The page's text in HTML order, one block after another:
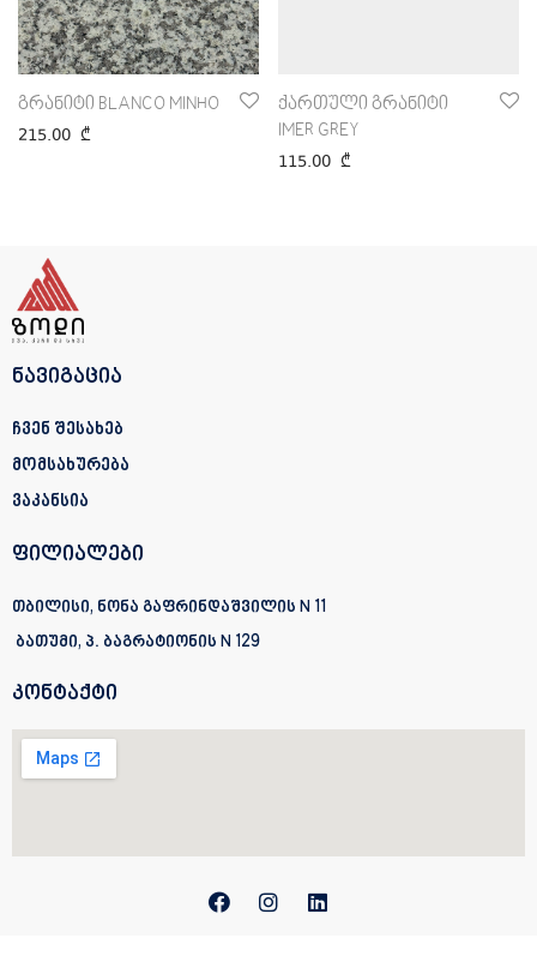
გრანიტი BLANCO MINHO
215.00 ₾
ქართული გრანიტი
IMER GREY
115.00 ₾
ნავიგაცია
ჩვენ შესახებ
მომსახურება
ვაკანსია
ფილიალები
თბილისი, ნონა გაფრინდაშვილის N 11
ბათუმი, პ. ბაგრატიონის N 129
კონტაქტი